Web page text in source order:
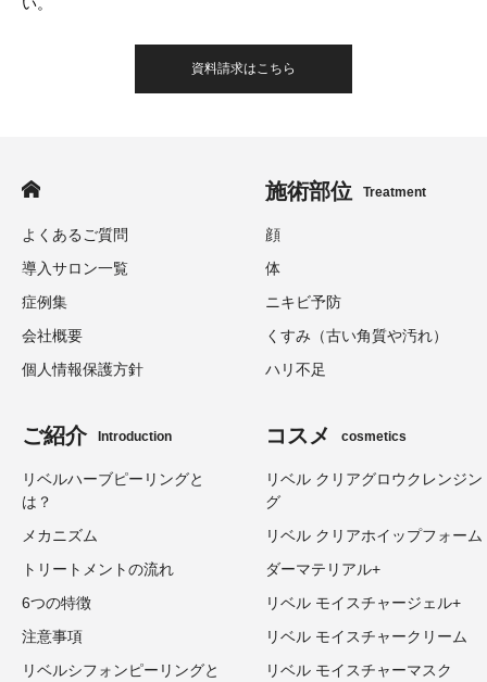
資料請求はこちら
よくあるご質問
導入サロン一覧
症例集
会社概要
個人情報保護方針
施術部位 Treatment
顔
体
ニキビ予防
くすみ（古い角質や汚れ）
ハリ不足
ご紹介 Introduction
リベルハーブピーリングと
は？
メカニズム
トリートメントの流れ
6つの特徴
注意事項
リベルシフォンピーリングと
コスメ cosmetics
リベル クリアグロウクレンジン
グ
リベル クリアホイップフォーム
ダーマテリアル+
リベル モイスチャージェル+
リベル モイスチャークリーム
リベル モイスチャーマスク